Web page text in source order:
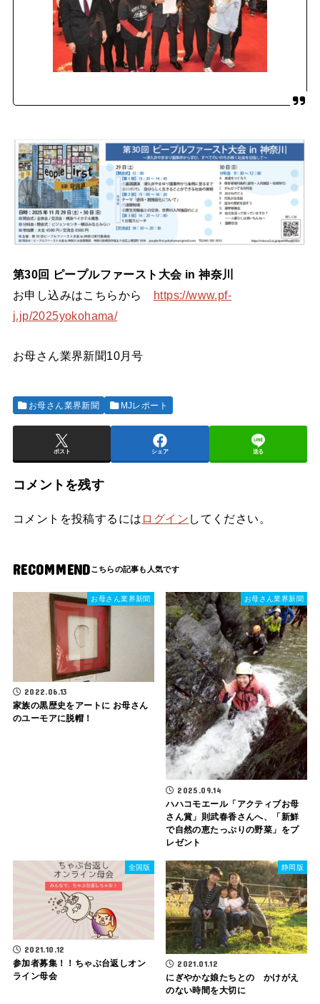
第30回 ピープルファースト大会 in 神奈川
お申し込みはこちらから https://www.pf-
j.jp/2025yokohama/
お母さん業界新聞10月号
お母さん業界新聞 MJレポート
ポスト シェア 送る
コメントを残す
コメントを投稿するには ログイン してください。
RECOMMEND
お母さん業界新聞
2022.06.13
家族の黒歴史をアートに お母さん
のユーモアに脱帽！
お母さん業界新聞
2025.09.14
ハハコモエール「アクティブお母
さん賞」則武春香さんへ、「新鮮
で自然の恵たっぷりの野菜」をプ
レゼント
全国版
2021.10.12
参加者募集！！ちゃぶ台返しオン
ライン母会
静岡版
2021.01.12
にぎやかな娘たちとの かけがえ
のない時間を大切に